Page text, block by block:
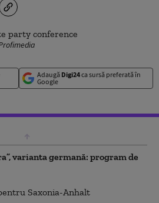
Adaugă Digi24ca sursă preferată în
Google
varianta germană: program de
Saxonia-Anhalt